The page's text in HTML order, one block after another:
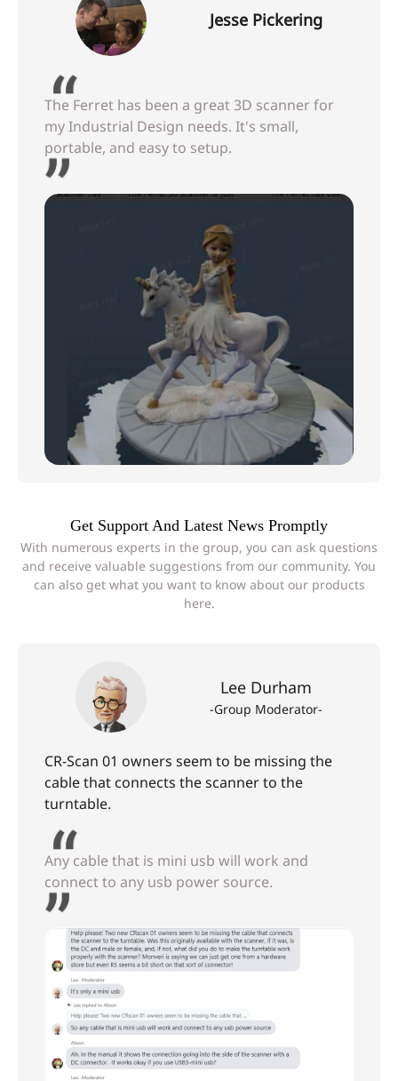
Jesse Pickering
The Ferret has been a great 3D scanner for
my Industrial Design needs. It's small,
portable, and easy to setup.
Get Support And Latest News Promptly
With numerous experts in the group, you can ask questions
and receive valuable suggestions from our community. You
can also get what you want to know about our products
here.
Lee Durham
-Group Moderator-
CR-Scan 01 owners seem to be missing the
cable that connects the scanner to the
turntable.
Any cable that is mini usb will work and
connect to any usb power source.